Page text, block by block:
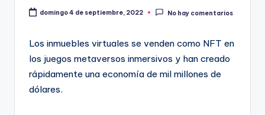
domingo 4 de septiembre, 2022 No hay comentarios
Los inmuebles virtuales se venden como NFT en
los juegos metaversos inmersivos y han creado
rápidamente una economía de mil millones de
dólares.